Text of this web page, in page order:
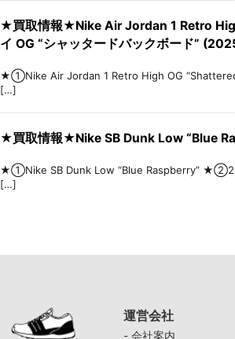
★買取情報★Nike Air Jordan 1 Retro
イ OG “シャッタードバックボード”
★①Nike Air Jordan 1 Retro High OG
[…]
★買取情報★Nike SB Dunk Low “Blue
★①Nike SB Dunk Low “Blue Raspberry”
[…]
運営会社
- 会社案内